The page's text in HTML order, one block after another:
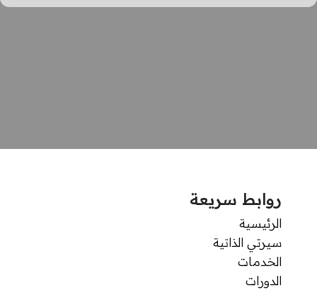
روابط سريعة
الرئيسية
سيرتي الذاتية
الخدمات
الدورات